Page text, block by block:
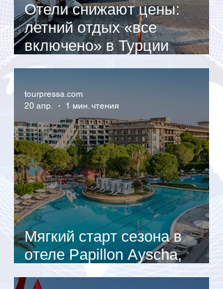
Отели снижают цены:
летний отдых «все
включено» в Турции
подешевел
Мягкий старт сезона в
отеле Papillon Ayscha,
Турция
tourpressa.com
20 апр.
1 мин. чтения